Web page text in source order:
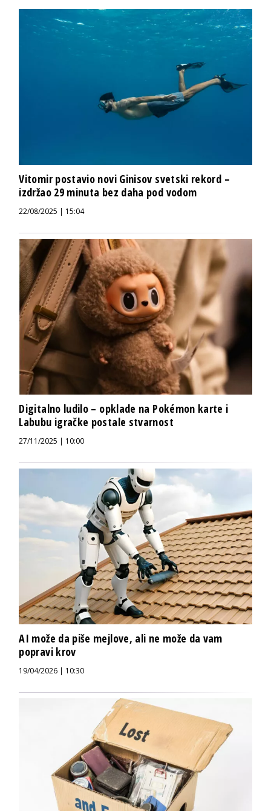
Vitomir postavio novi Ginisov svetski rekord –
izdržao 29 minuta bez daha pod vodom
22/08/2025 | 15:04
Digitalno ludilo – opklade na Pokémon karte i
Labubu igračke postale stvarnost
27/11/2025 | 10:00
AI može da piše mejlove, ali ne može da vam
popravi krov
19/04/2026 | 10:30